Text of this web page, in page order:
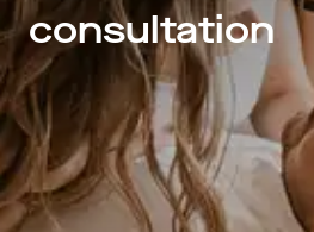
consultation